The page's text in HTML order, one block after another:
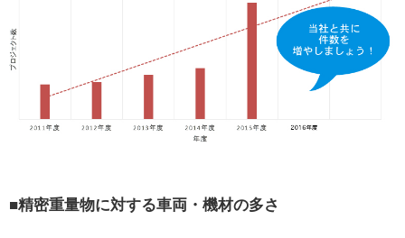
■精密重量物に対する車両・機材の多さ